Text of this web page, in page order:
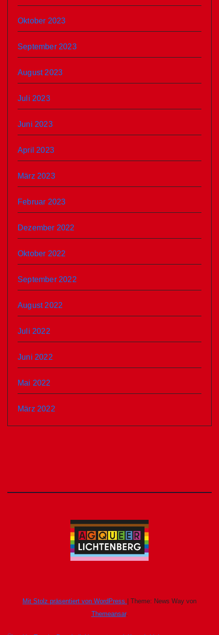
Oktober 2023
September 2023
August 2023
Juli 2023
Juni 2023
April 2023
März 2023
Februar 2023
Dezember 2022
Oktober 2022
September 2022
August 2022
Juli 2022
Juni 2022
Mai 2022
März 2022
Mit Stolz präsentiert von WordPress
Theme: News Way von
Themeansar.